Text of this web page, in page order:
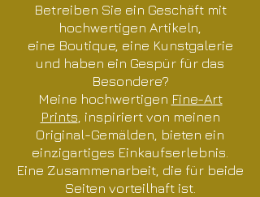
Betreiben Sie ein Geschäft mit
hochwertigen Artikeln,
eine Boutique, eine Kunstgalerie
und haben ein Gespür für das
Besondere?
Meine hochwertigen Fine-Art
Prints , inspiriert von meinen
Original-Gemälden, bieten ein
einzigartiges Einkaufserlebnis.
Eine Zusammenarbeit, die für beide
Seiten vorteilhaft ist.